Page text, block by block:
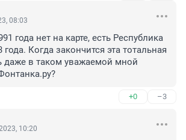
08:03
года нет на карте, есть Республика
года. Когда закончится эта тотальная
даже в таком уважаемой мной
+0 –3
10:20